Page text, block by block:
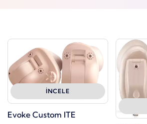
İNCELE
Evoke Custom ITE